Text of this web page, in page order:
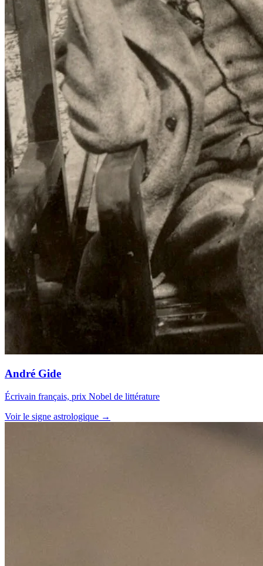
André Gide
Écrivain français, prix Nobel de littérature
Voir le signe astrologique →